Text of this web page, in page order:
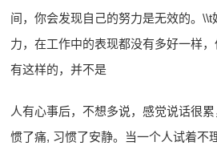
间，你会发现自己的努力是无效的。
力，在工作中的表现都没有多好一样
有这样的，并不是
人有心事后，不想多说，感觉说话很
惯了痛, 习惯了安静。当一个人试着不